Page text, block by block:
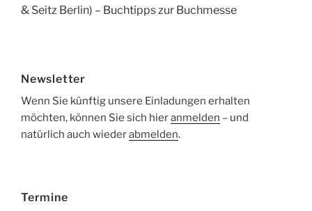
Beitrag
& Seitz Berlin) – Buchtipps zur Buchmesse
Newsletter
Wenn Sie künftig unsere Einladungen erhalten
möchten, können Sie sich hieranmelden – und
natürlich auch wiederabmelden.
Termine